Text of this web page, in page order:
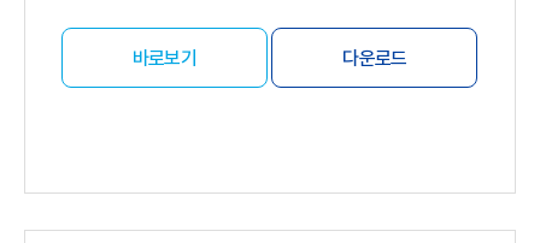
바로보기 다운로드